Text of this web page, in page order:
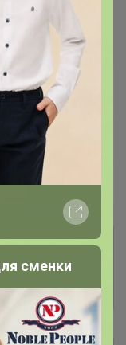
Собрано
100 %
~ 4 дня
1 лот
3.4K
15.4K
сменки